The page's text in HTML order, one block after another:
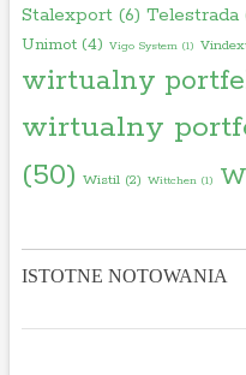
Stalexport(6) Telestrada
Unimot(4) Vigo System(1)
wirtualny
wirtualny
(50) Wistil(2) Wittchen(1)
ISTOTNE NOTOWANIA